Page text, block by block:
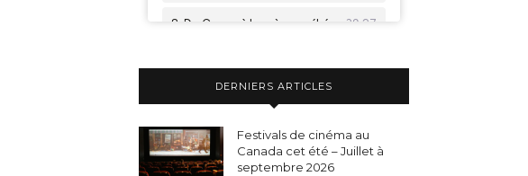
DERNIERS ARTICLES
Festivals de cinéma au
Canada cet été – Juillet à
septembre 2026